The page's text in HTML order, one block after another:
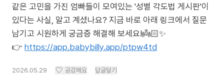
같은 고민을 가진 엄빠들이 모여있는 '성별 각도법 게시판'이
있다는 사실, 알고 계셨나요? 지금 바로 아래 링크에서 질문
남기고 시원하게 궁금증 해결해 보세요!👼🏻✨
👉 https://app.babybilly.app/ptpw4td
2026.05.29 공감해요 답글달기